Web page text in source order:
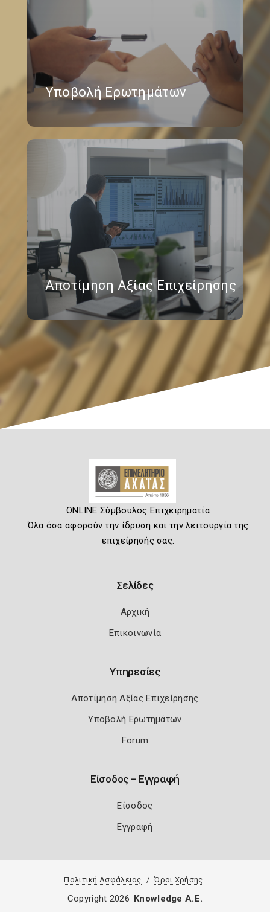
Υποβολή Ερωτημάτων
Αποτίμηση Αξίας Επιχείρησης
ONLINE Σύμβουλος Επιχειρηματία
Όλα όσα αφορούν την ίδρυση και την λειτουργία της
επιχείρησής σας.
Σελίδες
Αρχική
Επικοινωνία
Υπηρεσίες
Αποτίμηση Αξίας Επιχείρησης
Υποβολή Ερωτημάτων
Forum
Είσοδος – Εγγραφή
Είσοδος
Εγγραφή
Πολιτική Ασφάλειας Όροι Χρήσης
Copyright 2026 Knowledge A.E.